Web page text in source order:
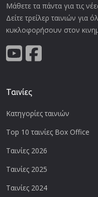
Μάθετε τα πάντα για τις
Δείτε τρείλερ ταινιών για
κυκλοφορήσουν στον
Ταινίες
Κατηγορίες ταινιών
Top 10 ταινίες Box Office
Ταινίες 2026
Ταινίες 2025
Ταινίες 2024